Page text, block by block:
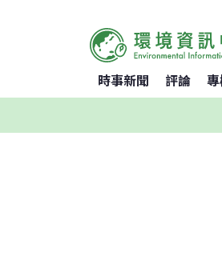
時事新聞 評論